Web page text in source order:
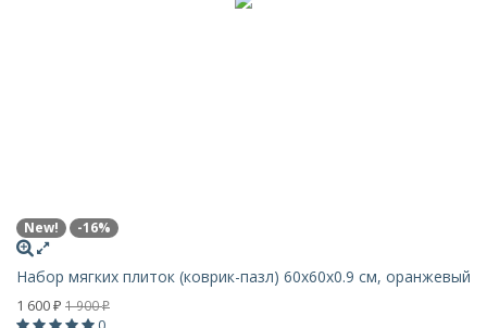
New! -16%
Набор мягких плиток (коврик-пазл) 60х60x0.9 см, оранжевый
1 600 ₽ 1 900₽